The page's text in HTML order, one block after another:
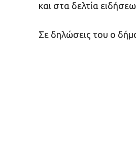
και στα δελτία
Σε δηλώσεις του ο